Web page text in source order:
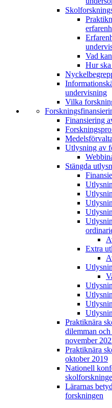
Vad
Hur
undervisning
Vilka
Finansiering
Utlysning av
Stängda
Extra
Praktiknära
dilemman
november
Praktiknära
oktober 2019
Nationell
Lärarnas
forskningen